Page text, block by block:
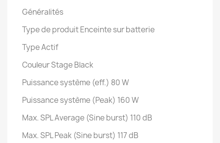
Généralités
Type de produit Enceinte sur batterie
Type Actif
Couleur Stage Black
Puissance système (eff.) 80 W
Puissance système (Peak) 160 W
Max. SPL Average (Sine burst) 110 dB
Max. SPL Peak (Sine burst) 117 dB